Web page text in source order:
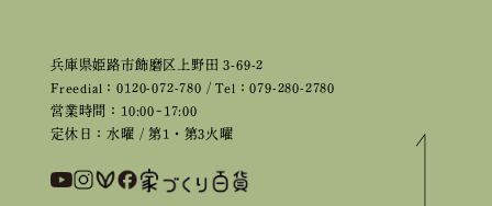
兵庫県姫路市飾磨区上野田 3-69-2
Freedial：0120-072-780 / Tel：079-280-2780
営業時間：10:00~17:00
定休日：水曜 / 第1・第3火曜